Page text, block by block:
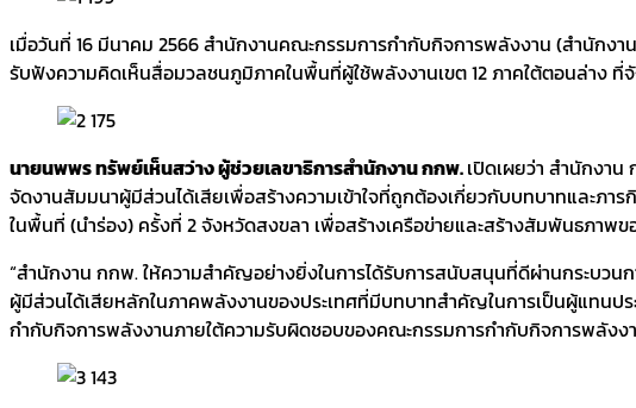
เมื่อวันที่ 16 มีนาคม 2566 สำนักงานคณะกรรมการกำกับกิจการพลังงาน (สำนักง
รับฟังความคิดเห็นสื่อมวลชนภูมิภาคในพื้นที่ผู้ใช้พลังงานเขต 12 ภาคใต้ตอนล่าง ที่
นายนพพร ทรัพย์เห็นสว่าง ผู้ช่วยเลขาธิการสำนักงาน กกพ.เปิดเผยว่า สำนักงาน
จัดงานสัมมนาผู้มีส่วนได้เสียเพื่อสร้างความเข้าใจที่ถูกต้องเกี่ยวกับบทบาทและภา
ในพื้นที่ (นำร่อง) ครั้งที่ 2 จังหวัดสงขลา เพื่อสร้างเครือข่ายและสร้างสัมพันธภา
“สำนักงาน กกพ. ให้ความสำคัญอย่างยิ่งในการได้รับการสนับสนุนที่ดีผ่านกระบว
ผู้มีส่วนได้เสียหลักในภาคพลังงานของประเทศที่มีบทบาทสำคัญในการเป็นผู้แทนป
กำกับกิจการพลังงานภายใต้ความรับผิดชอบของคณะกรรมการกำกับกิจการพลัง